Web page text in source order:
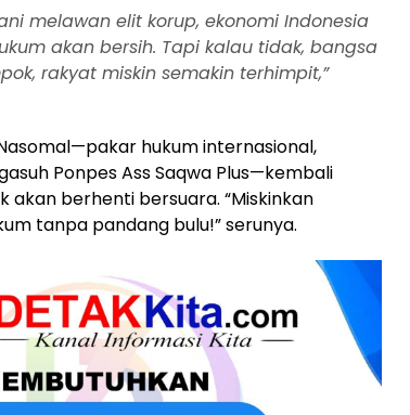
melawan elit korup, ekonomi Indonesia
akan bersih. Tapi kalau tidak, bangsa
rakyat miskin semakin terhimpit,”
hukum internasional,
Ponpes Ass Saqwa Plus—kembali
akan berhenti bersuara. “Miskinkan
tanpa pandang bulu!” serunya.